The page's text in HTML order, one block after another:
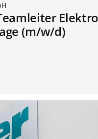
(m/w/d)